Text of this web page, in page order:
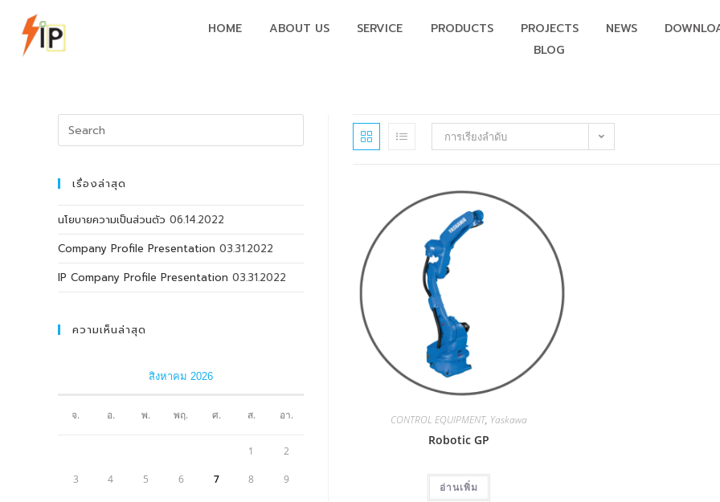
HOME ABOUT US SERVICE PRODUCTS PROJECTS NEWS
BLOG
การเรียงลำดับ
CONTROL EQUIPMENT, Yaskawa
Robotic GP
อ่านเพิ่ม
เรื่องล่าสุด
นโยบายความเป็นส่วนตัว 06.14.2022
Company Profile Presentation 03.31.2022
IP Company Profile Presentation 03.31.2022
ความเห็นล่าสุด
สิงหาคม 2026
จ. อ. พ. พฤ. ศ. ส. อา.
1 2
3 4 5 6 7 8 9